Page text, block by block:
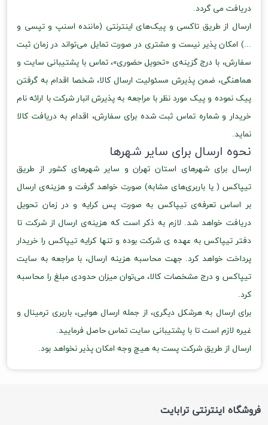
دریافت می گردد.
ارسال از طریق تاکسی و پیک‌های اینترنتی (ماننده اسنپ و تپسی و
...) امکان پذیر نیست و مشتری در صورت تمایل می‌تواند در زمان ثبت
سفارش، با درج گزینه‌ی «تحویل حضوری»، تماس با پشتیبانی سایت و
هماهنگی، ضمن پذیرش مسئولیت ارسال کالا، شخصا اقدام به گرفتن
پیک نموده و پیک مورد نظر با مراجعه به پذیرش انبار شرکت با ارائه نام
خریدار و شماره تماس ثبت شده برای سفارش، اقدام به دریافت کالا
نماید.
نحوه ارسال برای سایر شهرها
ارسال برای شهرهای استان تهران و سایر شهرهای کشور از طریق
تیپاکس ( یا باربری‌های مشابه) صورت خواهد گرفت و هزینه‌ی ارسال
بر اساس تعرفه‌ی تیپاکس به صورت پس کرایه و در زمان تحویل
دریافت خواهد شد. لازم به ذکر است که هزینه‌ی ارسال از شرکت تا
دفتر تیپاکس به عهده ی شرکت بوده و تنها کرایه تیپاکس را خریدار
پرداخت خواهد کرد. جهت محاسبه هزینه ارسال، با مراجعه به سایت
تیپاکس و درج مشخصات کالا، می‌توان میزان حدودی مبلغ را محاسبه
کرد.
برای ارسال به هرشکل دیگری، از جمله ارسال هوایی، باربری ترمینال و
غیره لازم است تا با پشتیبانی سایت تماس حاصل فرمایید.
ارسال از طریق شرکت پست به هیچ وجه امکان پذیر نخواهد بود.
فروشگاه اینترنتی ترابایت